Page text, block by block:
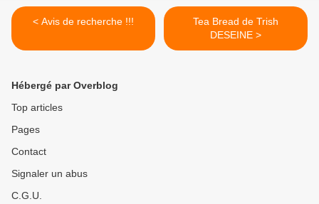
< Avis de recherche !!!
Tea Bread de Trish
DESEINE >
Hébergé par Overblog
Top articles
Pages
Contact
Signaler un abus
C.G.U.